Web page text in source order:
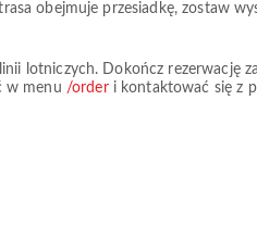
obejmuje przesiadkę, zostaw
lotniczych. Dokończ rezerwację
w menu /orderi kontaktować się z